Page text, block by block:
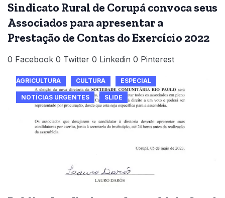
Sindicato Rural de Corupá convoca seus
Associados para apresentar a
Prestação de Contas do Exercício 2022
0 Facebook 0 Twitter 0 Linkedin 0 Pinterest
AGRICULTURA CULTURA ESPECIAL
NOTÍCIAS URGENTES SLIDE